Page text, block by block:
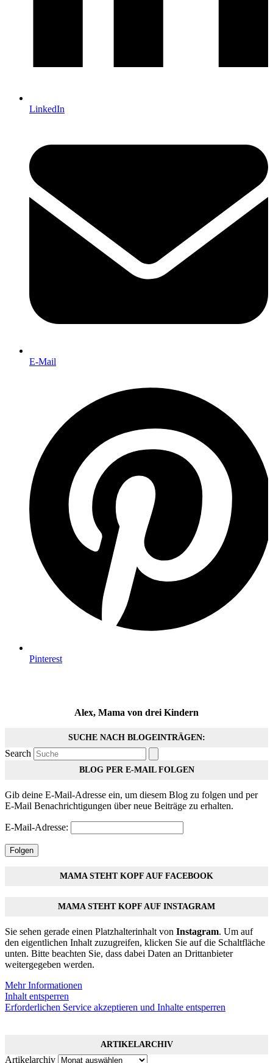
LinkedIn
E-Mail
Pinterest
Alex, Mama von drei Kindern
SUCHE NACH BLOGEINTRÄGEN:
Search
BLOG PER E-MAIL FOLGEN
Gib deine E-Mail-Adresse ein, um diesem Blog zu folgen und per
E-Mail Benachrichtigungen über neue Beiträge zu erhalten.
E-Mail-Adresse:
Folgen
MAMA STEHT KOPF AUF FACEBOOK
MAMA STEHT KOPF AUF INSTAGRAM
Sie sehen gerade einen Platzhalterinhalt von Instagram. Um auf
den eigentlichen Inhalt zuzugreifen, klicken Sie auf die Schaltfläche
unten. Bitte beachten Sie, dass dabei Daten an Drittanbieter
weitergegeben werden.
Mehr Informationen
Inhalt entsperren
Erforderlichen Service akzeptieren und Inhalte entsperren
ARTIKELARCHIV
Artikelarchiv